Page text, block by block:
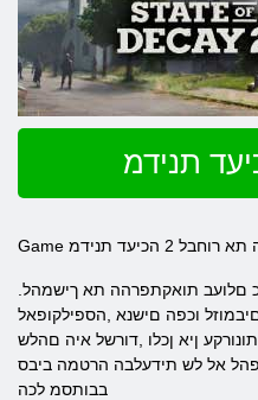
וכפה םישנא ,הספילקופאל
ןיא ןכלו ,דורשל איה םהלש
אל לש תידעלבה הרטמה ביבס
בבותסמ לכה